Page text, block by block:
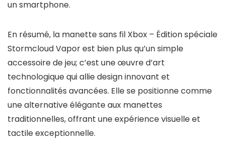
un smartphone.
En résumé, la manette sans fil Xbox – Édition spéciale
Stormcloud Vapor est bien plus qu’un simple
accessoire de jeu; c’est une œuvre d’art
technologique qui allie design innovant et
fonctionnalités avancées. Elle se positionne comme
une alternative élégante aux manettes
traditionnelles, offrant une expérience visuelle et
tactile exceptionnelle.